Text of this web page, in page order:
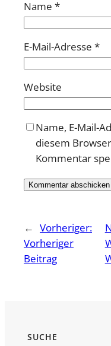
Name *
E-Mail-Adresse *
Website
Name, E-Mail-
diesem
Kommentar
← Vorheriger:
Vorheriger
Beitrag
SUCHE